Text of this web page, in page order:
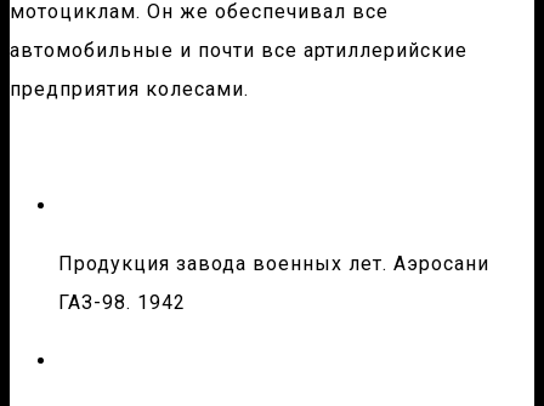
мотоциклам. Он же обеспечивал все
автомобильные и почти все артиллерийские
предприятия колесами.
Продукция завода военных лет. Аэросани
ГАЗ-98. 1942